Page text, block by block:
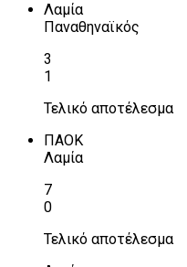
Λαμία
Παναθηναϊκός
3
1
Τελικό αποτέλεσμα
ΠΑΟΚ
Λαμία
7
0
Τελικό αποτέλεσμα